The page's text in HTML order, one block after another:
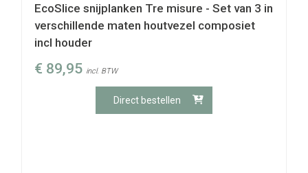
EcoSlice snijplanken Tre misure - Set van 3 in
verschillende maten houtvezel composiet
incl houder
€ 89,95 incl. BTW
Direct bestellen